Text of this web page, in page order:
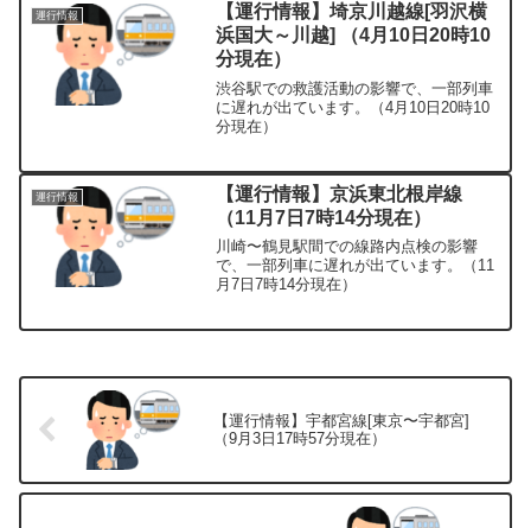
運行情報
【運行情報】埼京川越線[羽沢横
浜国大～川越] （4月10日20時10
分現在）
渋谷駅での救護活動の影響で、一部列車
に遅れが出ています。（4月10日20時10
分現在）
運行情報
【運行情報】京浜東北根岸線
（11月7日7時14分現在）
川崎〜鶴見駅間での線路内点検の影響
で、一部列車に遅れが出ています。（11
月7日7時14分現在）
【運行情報】宇都宮線[東京〜宇都宮]
（9月3日17時57分現在）